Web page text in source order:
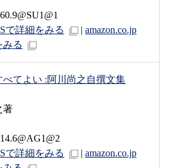
で詳細をみる
| amazon.co.jp
みる
べてよい :阿川尚之自撰文集
著
で詳細をみる
| amazon.co.jp